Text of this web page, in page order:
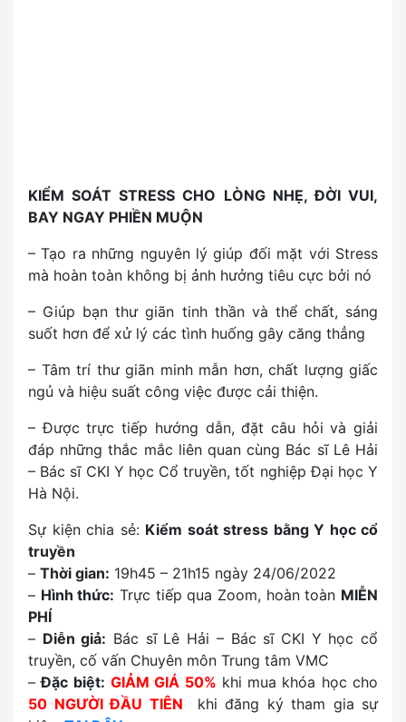
KIỂM SOÁT STRESS CHO LÒNG NHẸ, ĐỜI VUI,
BAY NGAY PHIỀN MUỘN
– Tạo ra những nguyên lý giúp đối mặt với Stress
mà hoàn toàn không bị ảnh hưởng tiêu cực bởi nó
– Giúp bạn thư giãn tinh thần và thể chất, sáng
suốt hơn để xử lý các tình huống gây căng thẳng
– Tâm trí thư giãn minh mẫn hơn, chất lượng giấc
ngủ và hiệu suất công việc được cải thiện.
– Được trực tiếp hướng dẫn, đặt câu hỏi và giải
đáp những thắc mắc liên quan cùng Bác sĩ Lê Hải
– Bác sĩ CKI Y học Cổ truyền, tốt nghiệp Đại học Y
Hà Nội.
Sự kiện chia sẻ: Kiểm soát stress bằng Y học cổ
truyền
– Thời gian: 19h45 – 21h15 ngày 24/06/2022
– Hình thức: Trực tiếp qua Zoom, hoàn toàn MIỄN
PHÍ
– Diễn giả: Bác sĩ Lê Hải – Bác sĩ CKI Y học cổ
truyền, cố vấn Chuyên môn Trung tâm VMC
–Đặc biệt: GIẢM GIÁ 50% khi mua khóa học cho
50 NGƯỜI ĐẦU TIÊN
khi đăng ký tham gia sự